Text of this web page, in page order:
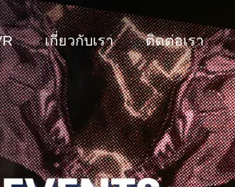
เกี่ยวกับเรา ติดต่อเรา